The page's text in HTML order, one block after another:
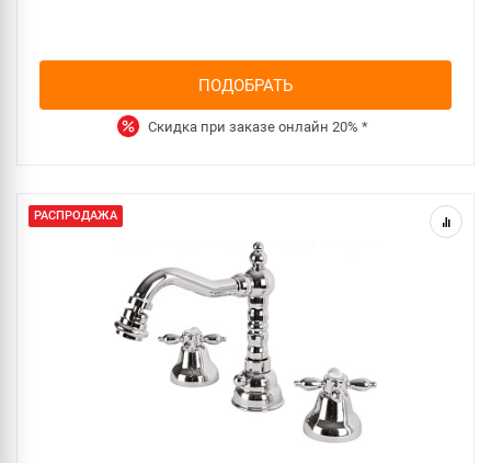
ПОДОБРАТЬ
Скидка при заказе онлайн 20% *
РАСПРОДАЖА